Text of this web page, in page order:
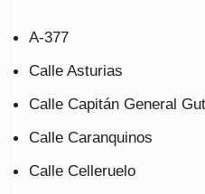
A-377
Calle Asturias
Calle Capitán General
Calle Caranquinos
Calle Celleruelo